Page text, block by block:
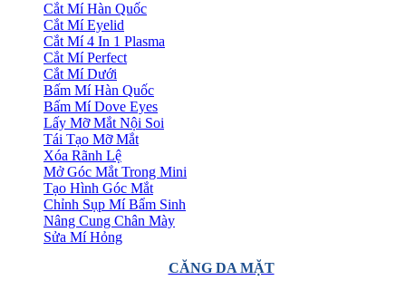
Cắt Mí Hàn Quốc
Cắt Mí Eyelid
Cắt Mí 4 In 1 Plasma
Cắt Mí Perfect
Cắt Mí Dưới
Bấm Mí Hàn Quốc
Bấm Mí Dove Eyes
Lấy Mỡ Mắt Nội Soi
Tái Tạo Mỡ Mắt
Xóa Rãnh Lệ
Mở Góc Mắt Trong Mini
Tạo Hình Góc Mắt
Chỉnh Sụp Mí Bẩm Sinh
Nâng Cung Chân Mày
Sửa Mí Hỏng
CĂNG DA MẶT